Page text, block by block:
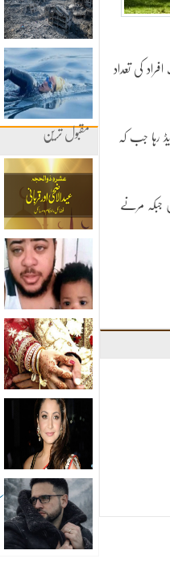
مقبول ترین
باعث ہلاک افراد کی تعداد
ہوئیں جہاں درجہ حرارت 45 ڈگری سینٹی گریڈ رہا جب کہ
53 سے 85 سال کے درمیان تھیں جبکہ مرنے